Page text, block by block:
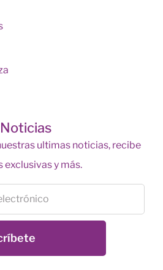
Noticias
ultimas noticias, recibe
exclusivas y más.